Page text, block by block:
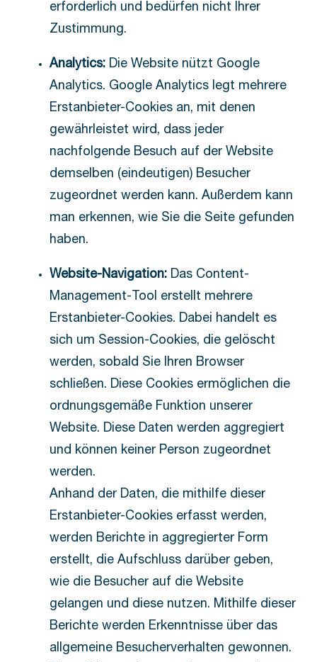
erforderlich und bedürfen nicht Ihrer
Zustimmung.
Analytics:Die Website nützt Google
Analytics. Google Analytics legt mehrere
Erstanbieter-Cookies an, mit denen
gewährleistet wird, dass jeder
nachfolgende Besuch auf der Website
demselben (eindeutigen) Besucher
zugeordnet werden kann. Außerdem kann
man erkennen, wie Sie die Seite gefunden
haben.
Website-Navigation:Das Content-
Management-Tool erstellt mehrere
Erstanbieter-Cookies. Dabei handelt es
sich um Session-Cookies, die gelöscht
werden, sobald Sie Ihren Browser
schließen. Diese Cookies ermöglichen die
ordnungsgemäße Funktion unserer
Website. Diese Daten werden aggregiert
und können keiner Person zugeordnet
werden.
Anhand der Daten, die mithilfe dieser
Erstanbieter-Cookies erfasst werden,
werden Berichte in aggregierter Form
erstellt, die Aufschluss darüber geben,
wie die Besucher auf die Website
gelangen und diese nutzen. Mithilfe dieser
Berichte werden Erkenntnisse über das
allgemeine Besucherverhalten gewonnen.